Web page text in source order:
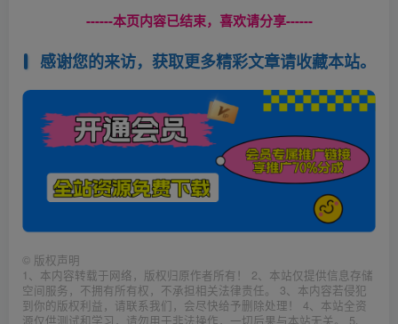
------本页内容已结束，喜欢请分享------
感谢您的来访，获取更多精彩文章请收藏本站。
© 版权声明
1、本内容转载于网络，版权归原作者所有！ 2、本站仅提供信息存储
空间服务，不拥有所有权，不承担相关法律责任。 3、本内容若侵犯
到你的版权利益，请联系我们，会尽快给予删除处理！ 4、本站全资
源仅供测试和学习，请勿用于非法操作，一切后果与本站无关。 5、